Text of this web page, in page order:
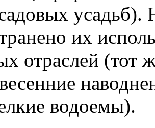
их
отраслей (тот
водоемы).